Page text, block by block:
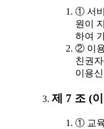
① 서
원이
하여
② 이
친권
이용
제 7 조 (
① 교